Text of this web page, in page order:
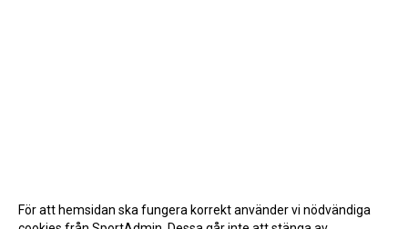
För att hemsidan ska fungera korrekt använder vi nödvändiga